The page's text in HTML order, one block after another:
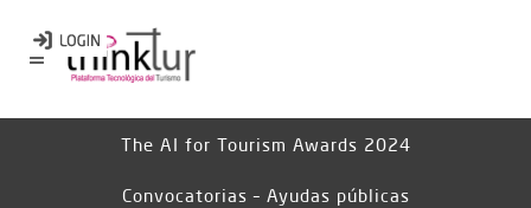
The AI for Tourism Awards 2024
Convocatorias – Ayudas públicas